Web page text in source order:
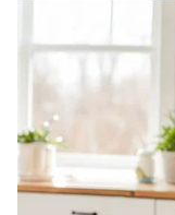
சனி
காரணமாக
ரத்து